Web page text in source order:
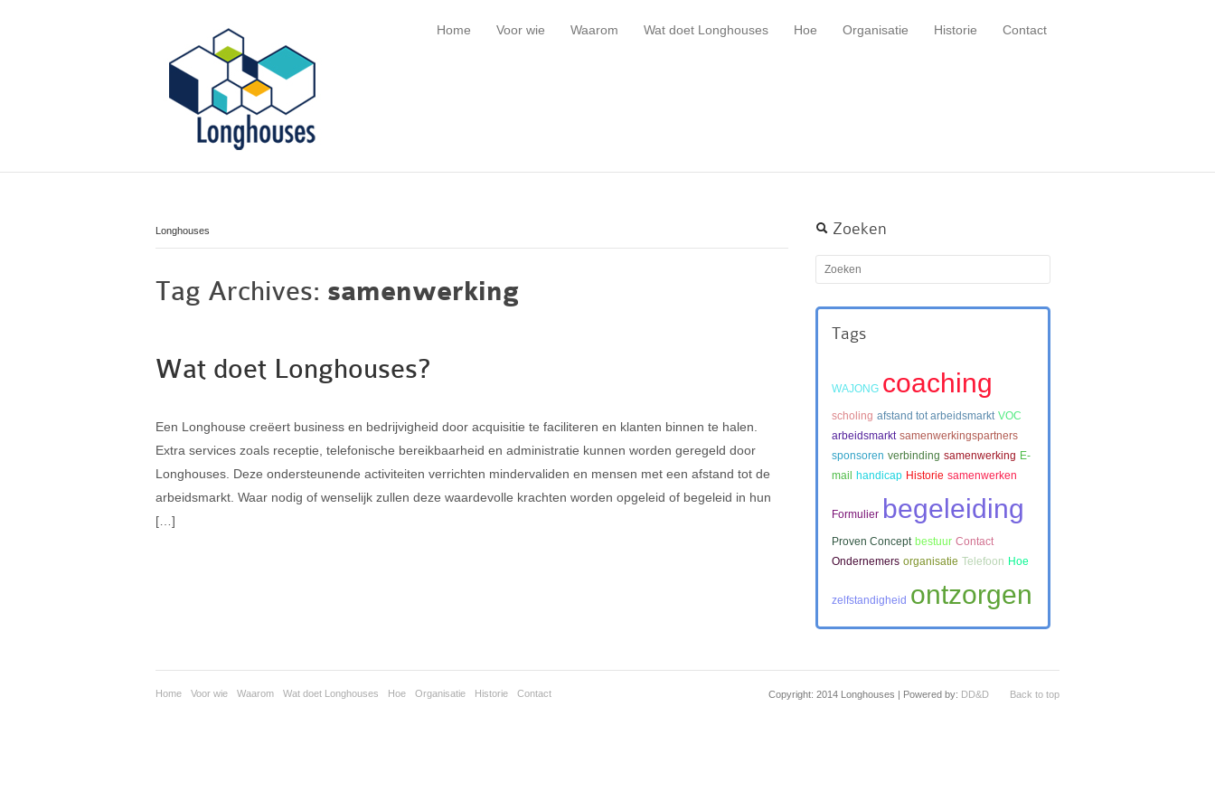
Home Voor wie Waarom Wat doet Longhouses Hoe Organisatie Historie Contact
Longhouses
Tag Archives: samenwerking
Wat doet Longhouses?
Een Longhouse creëert business en bedrijvigheid door acquisitie te faciliteren en klanten binnen te halen.
Extra services zoals receptie, telefonische bereikbaarheid en administratie kunnen worden geregeld door
Longhouses. Deze ondersteunende activiteiten verrichten mindervaliden en mensen met een afstand tot de
arbeidsmarkt. Waar nodig of wenselijk zullen deze waardevolle krachten worden opgeleid of begeleid in hun
[…]
Zoeken
Tags
WAJONG coaching
scholing afstand tot arbeidsmarkt VOC
arbeidsmarkt samenwerkingspartners
sponsoren verbinding samenwerking E-
mail
handicap Historie samenwerken
Formulier begeleiding
Proven Concept bestuur Contact
Ondernemers organisatie Telefoon Hoe
zelfstandigheid ontzorgen
Home Voor wie Waarom Wat doet Longhouses Hoe Organisatie Historie Contact Copyright: 2014 Longhouses | Powered by: DD&D Back to top